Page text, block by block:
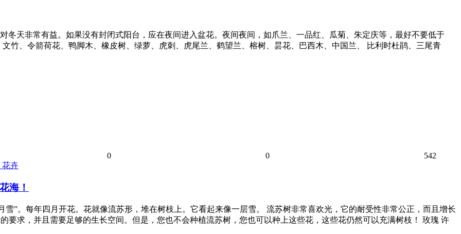
冬天非常有益。如果没有封闭式阳台，应在夜间进入盆花。夜间夜间，如爪兰、一品红、瓜菊、朱定庆等，最好不要低于
竹、令箭荷花、鸭脚木、橡皮树、绿萝、虎刺、虎尾兰、鹤望兰、榕树、昙花、巴西木、中国兰、 比利时杜鹃、三尾青
0 0
542
花卉
海！
雪”。每年四月开花。花就像流苏形，堆在树枝上。它看起来像一层雪。 流苏树非常喜欢光，它的耐受性非常公正，而且增长
要求，并且需要足够的生长空间。但是，您也不会种植流苏树，您也可以种上这些花，这些花仍然可以充满树枝！ 玫瑰 许